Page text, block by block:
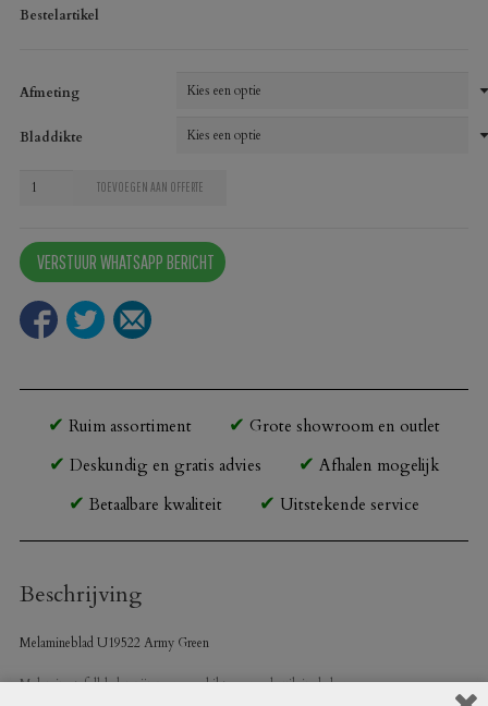
Bestelartikel
Afmeting
Bladdikte
Melamineblad
Army
Green
TOEVOEGEN AAN OFFERTE
VERSTUUR WHATSAPP BERICHT
Ruim assortiment
Grote showroom en outlet
Deskundig en gratis advies
Afhalen mogelijk
Betaalbare kwaliteit
Uitstekende service
Beschrijving
Melamineblad U19522 Army Green
Melamine tafelbladen zijn zeer geschikt voor gebruik in de horeca.